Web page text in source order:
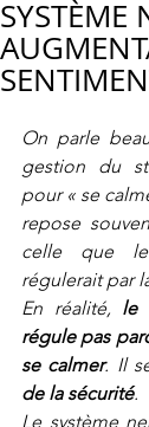
SYSTÈME
On parle
gestion du
pour « se
repose
celle que le
régulerait par
En réalité, le
régule pas
se calmer. Il
de la sécurité.
Le système